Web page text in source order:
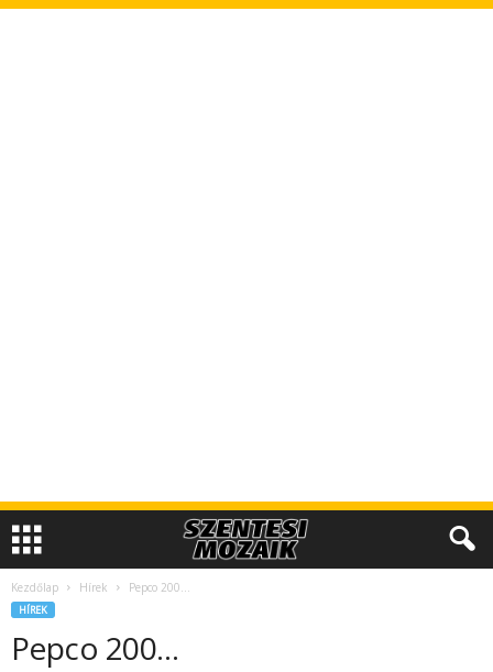
Kezdőlap Hírek Pepco 200…
HÍREK
Pepco 200…